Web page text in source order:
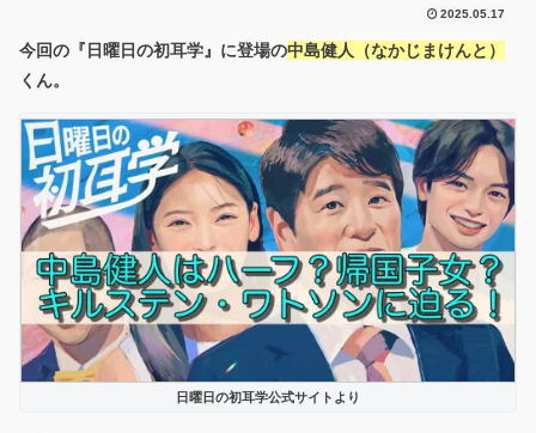
2025.05.17
今回の『日曜日の初耳学』に登場の中島健人（なかじまけんと）
くん。
日曜日の初耳学公式サイトより